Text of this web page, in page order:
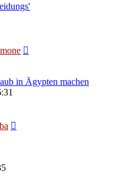
in Ägypten machen